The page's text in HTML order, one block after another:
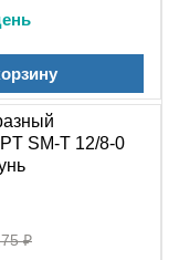
ISO 9001 и
NBPT
для создания
Благодаря
SM-T 12/8-0
₽